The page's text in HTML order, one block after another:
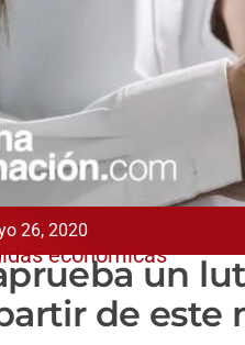
26, 2020
económicasun
de este